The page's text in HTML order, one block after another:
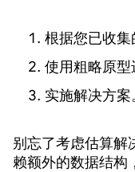
根据您已收
使用粗略原
实施解决方案
别忘了考虑估算解
赖额外的数据结构